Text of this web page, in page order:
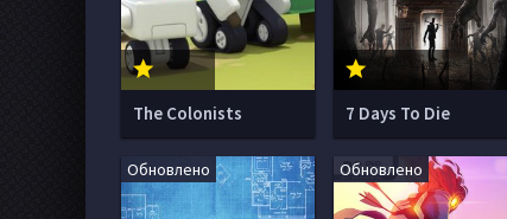
The Colonists 7 Days To Die
Обновлено Обновлено